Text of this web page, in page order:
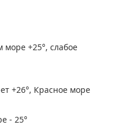
+25°, слабое
+26°, Красное море
- 25°